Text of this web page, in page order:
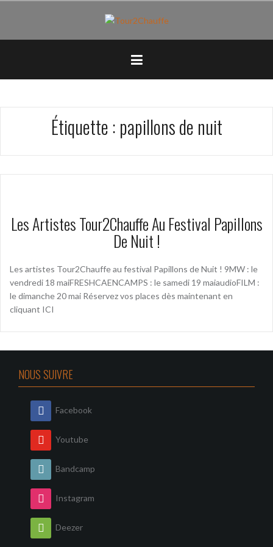
Étiquette : papillons de nuit
Les Artistes Tour2Chauffe Au Festival Papillons
De Nuit !
Les artistes Tour2Chauffe au festival Papillons de Nuit ! 9MW : le
vendredi 18 maiFRESHCAENCAMPS : le samedi 19 maiaudioFILM :
le dimanche 20 mai Réservez vos places dès maintenant en
cliquant ICI
NOUS SUIVRE
Facebook
Youtube
Bandcamp
Instagram
Deezer